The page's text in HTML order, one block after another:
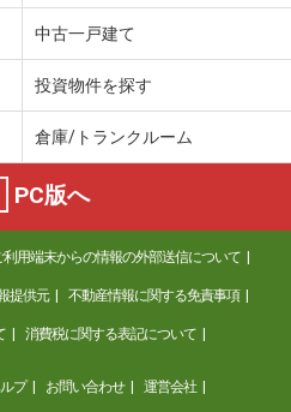
中古一戸建て
投資物件を探す
倉庫/トランクルーム
PC版へ
利用端末からの情報の外部送信について
提供元 不動産情報に関する免責事項
消費税に関する表記について
プ お問い合わせ 運営会社